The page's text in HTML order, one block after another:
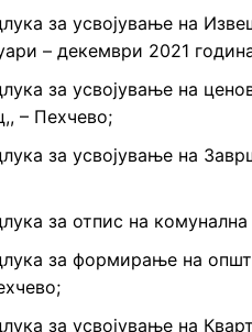
за усвојување на
– декември 2021
за усвојување на
– Пехчево;
за усвојување на
за отпис на
за формирање на
за усвојување на